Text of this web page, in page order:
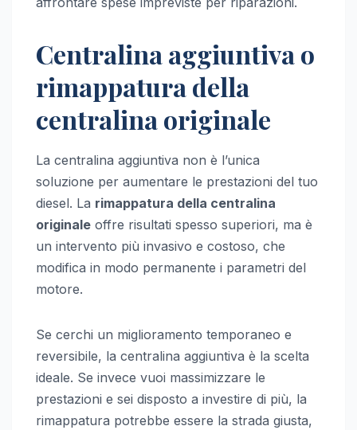
Centralina aggiuntiva o
rimappatura della
centralina originale
La centralina aggiuntiva non è l’unica
soluzione per aumentare le prestazioni del tuo
diesel. La rimappatura della centralina
originale offre risultati spesso superiori, ma è
un intervento più invasivo e costoso, che
modifica in modo permanente i parametri del
motore.
Se cerchi un miglioramento temporaneo e
reversibile, la centralina aggiuntiva è la scelta
ideale. Se invece vuoi massimizzare le
prestazioni e sei disposto a investire di più, la
rimappatura potrebbe essere la strada giusta,